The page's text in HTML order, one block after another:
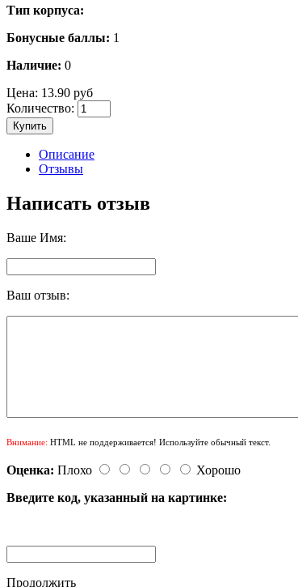
Тип корпуса:
Бонусные баллы: 1
Наличие: 0
Цена: 13.90 руб
Количество:
Купить
Описание
Отзывы
Написать отзыв
Ваше Имя:
Ваш отзыв:
Внимание: HTML не поддерживается! Используйте обычный текст.
Оценка: Плохо
Хорошо
Введите код, указанный на картинке:
Продолжить